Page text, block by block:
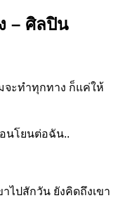
– ศิลปิน
จะทำทุกทาง ก็แค่ให้
นโยนต่อฉัน..
าไปสักวัน ยังคิดถึงเขา